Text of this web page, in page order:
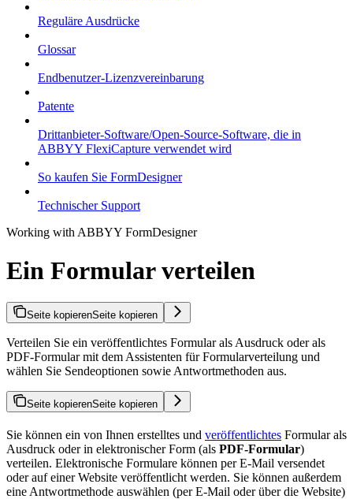
Reguläre Ausdrücke
Glossar
Endbenutzer-Lizenzvereinbarung
Patente
Drittanbieter-Software/Open-Source-Software, die in
ABBYY FlexiCapture verwendet wird
So kaufen Sie FormDesigner
Technischer Support
Working with ABBYY FormDesigner
Ein Formular verteilen
Seite kopierenSeite kopieren
Verteilen Sie ein veröffentlichtes Formular als Ausdruck oder als
PDF-Formular mit dem Assistenten für Formularverteilung und
wählen Sie Sendeoptionen sowie Antwortmethoden aus.
Seite kopierenSeite kopieren
Sie können ein von Ihnen erstelltes und veröffentlichtes Formular als
Ausdruck oder in elektronischer Form (als PDF-Formular)
verteilen. Elektronische Formulare können per E-Mail versendet
oder auf einer Website veröffentlicht werden. Sie können außerdem
eine Antwortmethode auswählen (per E-Mail oder über die Website)